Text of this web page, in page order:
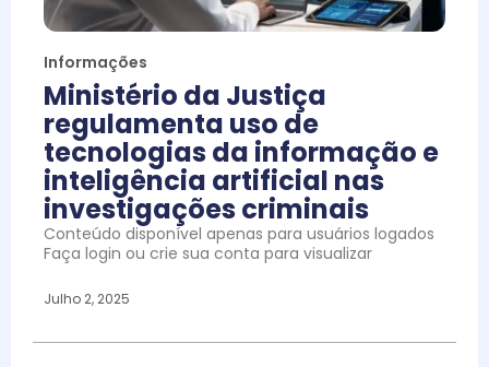
Informações
Ministério da Justiça
regulamenta uso de
tecnologias da informação e
inteligência artificial nas
investigações criminais
Conteúdo disponível apenas para usuários logados
Faça login ou crie sua conta para visualizar
Julho 2, 2025